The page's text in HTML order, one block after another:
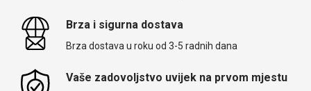
Brza i sigurna dostava
Brza dostava u roku od 3-5 radnih dana
Vaše zadovoljstvo uvijek na prvom mjestu